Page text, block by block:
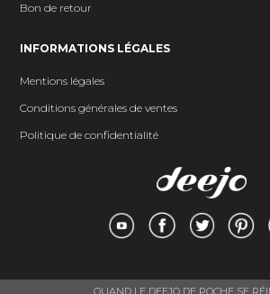
Bon de retour
INFORMATIONS LÉGALES
Mentions légales
Conditions générales de ventes
Politique de confidentialité
QUAND LE DEEJO DE POCHE SE